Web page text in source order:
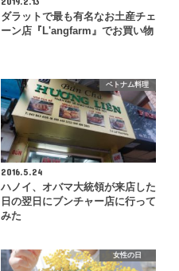
ダラットで最も有名なお土産チェ
ーン店『L'angfarm』でお買い物
ベトナム料理
2016.5.24
ハノイ、オバマ大統領が来店した
日の翌日にブンチャー店に行って
みた
女性の日